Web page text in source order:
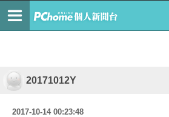
20171012Y
2017-10-14 00:23:48